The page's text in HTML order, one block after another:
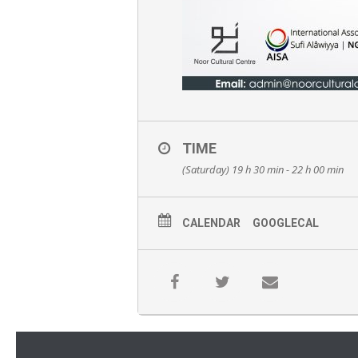
TIME
(Saturday) 19 h 30 min - 22 h 00 min
CALENDAR GOOGLECAL